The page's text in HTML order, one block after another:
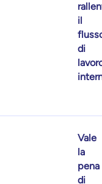
il
di
Vale
la
pena
di